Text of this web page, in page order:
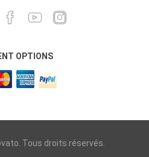
OPTIONS
Tous droits réservés.